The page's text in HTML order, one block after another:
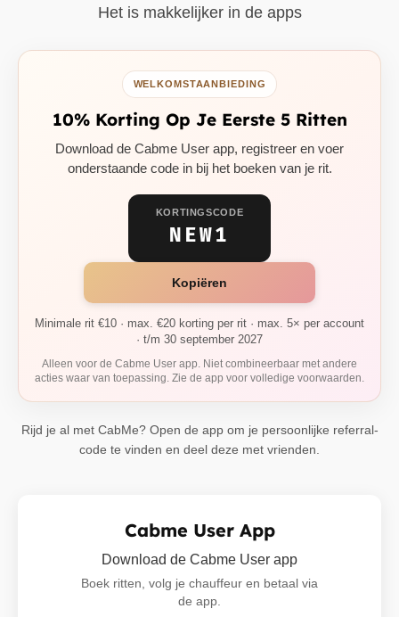
Het is makkelijker in de apps
WELKOMSTAANBIEDING
10% Korting Op Je Eerste 5 Ritten
Download de Cabme User app, registreer en voer
onderstaande code in bij het boeken van je rit.
KORTINGSCODE
NEW1
Kopiëren
Minimale rit €10 · max. €20 korting per rit · max. 5× per account
· t/m 30 september 2027
Alleen voor de Cabme User app. Niet combineerbaar met andere
acties waar van toepassing. Zie de app voor volledige voorwaarden.
Rijd je al met CabMe? Open de app om je persoonlijke referral-
code te vinden en deel deze met vrienden.
Cabme User App
Download de Cabme User app
Boek ritten, volg je chauffeur en betaal via
de app.